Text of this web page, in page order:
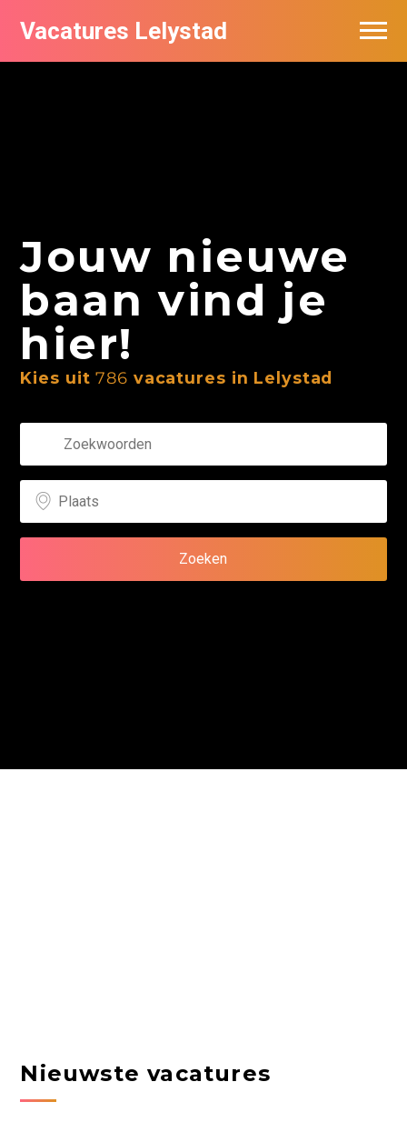
Vacatures Lelystad
Jouw nieuwe
baan vind je
hier!
Kies uit786 vacatures in Lelystad
Nieuwste vacatures
Vacatures per bedrijf in Lelystad